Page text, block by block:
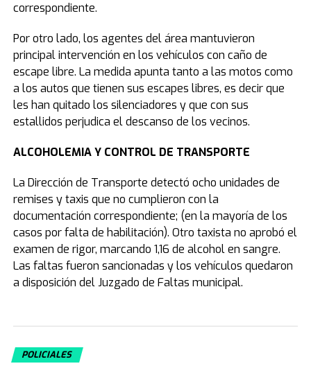
correspondiente.
Por otro lado, los agentes del área mantuvieron
principal intervención en los vehículos con caño de
escape libre. La medida apunta tanto a las motos como
a los autos que tienen sus escapes libres, es decir que
les han quitado los silenciadores y que con sus
estallidos perjudica el descanso de los vecinos.
ALCOHOLEMIA Y CONTROL DE TRANSPORTE
La Dirección de Transporte detectó ocho unidades de
remises y taxis que no cumplieron con la
documentación correspondiente; (en la mayoría de los
casos por falta de habilitación). Otro taxista no aprobó el
examen de rigor, marcando 1,16 de alcohol en sangre.
Las faltas fueron sancionadas y los vehículos quedaron
a disposición del Juzgado de Faltas municipal.
POLICIALES